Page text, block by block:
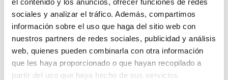
sociales y analizar el tráfico. Además, compartimos
información sobre el uso que haga del sitio web con
nuestros partners de redes sociales, publicidad y análisis
web, quienes pueden combinarla con otra información
que les haya proporcionado o que hayan recopilado a
partir del uso que haya hecho de sus servicios.